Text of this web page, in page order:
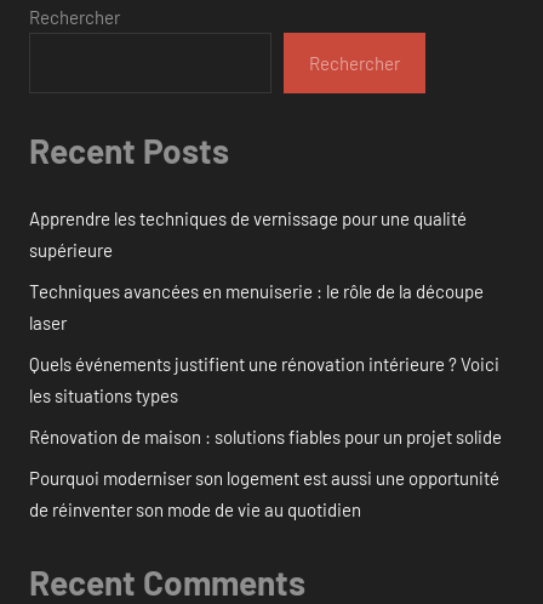
Rechercher
Rechercher
Recent Posts
Apprendre les techniques de vernissage pour une qualité
supérieure
Techniques avancées en menuiserie : le rôle de la découpe
laser
Quels événements justifient une rénovation intérieure ? Voici
les situations types
Rénovation de maison : solutions fiables pour un projet solide
Pourquoi moderniser son logement est aussi une opportunité
de réinventer son mode de vie au quotidien
Recent Comments